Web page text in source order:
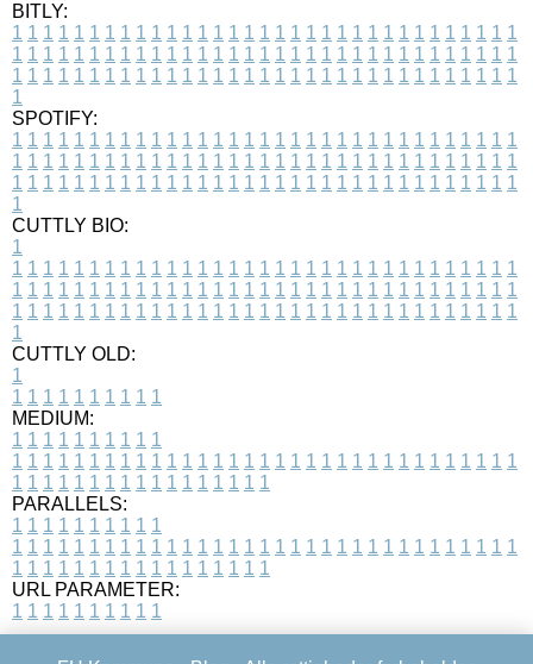
BITLY:
1 1 1 1 1 1 1 1 1 1 1 1 1 1 1 1 1 1 1 1 1 1 1 1 1 1 1 1 1 1 1 1 1
1 1 1 1 1 1 1 1 1 1 1 1 1 1 1 1 1 1 1 1 1 1 1 1 1 1 1 1 1 1 1 1 1
1 1 1 1 1 1 1 1 1 1 1 1 1 1 1 1 1 1 1 1 1 1 1 1 1 1 1 1 1 1 1 1 1
1
SPOTIFY:
1 1 1 1 1 1 1 1 1 1 1 1 1 1 1 1 1 1 1 1 1 1 1 1 1 1 1 1 1 1 1 1 1
1 1 1 1 1 1 1 1 1 1 1 1 1 1 1 1 1 1 1 1 1 1 1 1 1 1 1 1 1 1 1 1 1
1 1 1 1 1 1 1 1 1 1 1 1 1 1 1 1 1 1 1 1 1 1 1 1 1 1 1 1 1 1 1 1 1
1
CUTTLY BIO:
1
1 1 1 1 1 1 1 1 1 1 1 1 1 1 1 1 1 1 1 1 1 1 1 1 1 1 1 1 1 1 1 1 1
1 1 1 1 1 1 1 1 1 1 1 1 1 1 1 1 1 1 1 1 1 1 1 1 1 1 1 1 1 1 1 1 1
1 1 1 1 1 1 1 1 1 1 1 1 1 1 1 1 1 1 1 1 1 1 1 1 1 1 1 1 1 1 1 1 1
1
CUTTLY OLD:
1
1 1 1 1 1 1 1 1 1 1
MEDIUM:
1 1 1 1 1 1 1 1 1 1
1 1 1 1 1 1 1 1 1 1 1 1 1 1 1 1 1 1 1 1 1 1 1 1 1 1 1 1 1 1 1 1 1
1 1 1 1 1 1 1 1 1 1 1 1 1 1 1 1 1
PARALLELS:
1 1 1 1 1 1 1 1 1 1
1 1 1 1 1 1 1 1 1 1 1 1 1 1 1 1 1 1 1 1 1 1 1 1 1 1 1 1 1 1 1 1 1
1 1 1 1 1 1 1 1 1 1 1 1 1 1 1 1 1
URL PARAMETER:
1 1 1 1 1 1 1 1 1 1